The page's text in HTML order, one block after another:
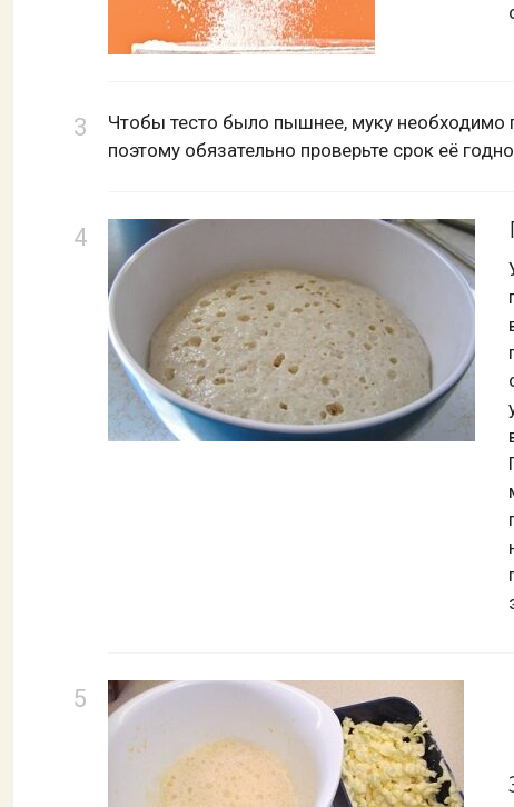
Чтобы тесто было пышнее, муку необходимо
поэтому обязательно проверьте срок её